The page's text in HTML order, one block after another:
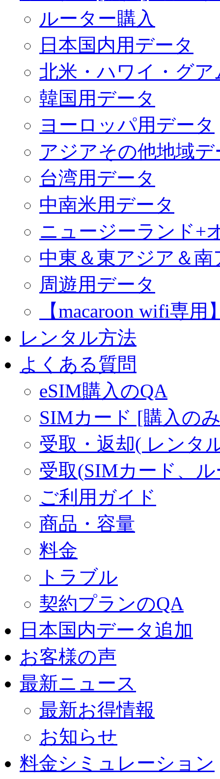
ルーター購入
日本国内用データ
北米・ハワイ・グ
韓国用データ
ヨーロッパ用データ
アジアその他地域デ
台湾用データ
中南米用データ
ニュージーランド+
中東＆東アジア＆
周遊用データ
【macaroon wifi専
レンタル方法
よくある質問
eSIM購入のQA
SIMカード [購入の
受取・返却( レンタ
受取(SIMカード、
ご利用ガイド
商品・容量
料金
トラブル
契約プランのQA
日本国内データ追加
お客様の声
最新ニュース
最新お得情報
お知らせ
料金シミュレーション